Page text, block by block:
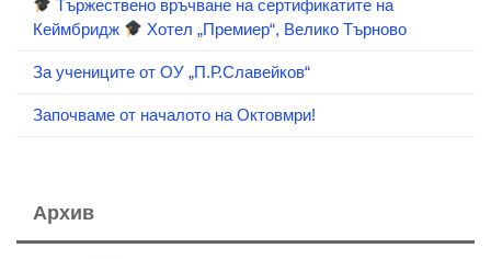
Тържествено връчване на сертификатите на
Кеймбридж
Хотел „Премиер“, Велико Търново
За учениците от ОУ „П.Р.Славейков“
Започваме от началото на Октовмри!
Архив